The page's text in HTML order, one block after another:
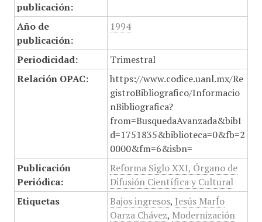
publicación:
Año de
publicación:
1994
Periodicidad:
Trimestral
Relación OPAC:
https://www.codice.uanl.mx/Re
gistroBibliografico/Informacio
nBibliografica?
from=BusquedaAvanzada&bibI
d=1751835&biblioteca=0&fb=2
0000&fm=6&isbn=
Publicación
Periódica:
Reforma Siglo XXI, Órgano de
Difusión Científica y Cultural
Etiquetas
Bajos ingresos, Jesús MarÍo
Oarza Chávez, Modernización